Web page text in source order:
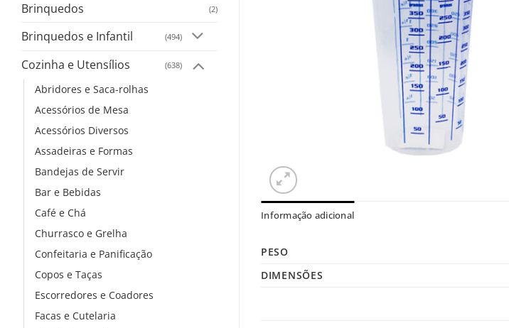
Brinquedos (2)
Brinquedos e Infantil (494)
Cozinha e Utensílios (638)
Abridores e Saca-rolhas
Acessórios de Mesa
Acessórios Diversos
Assadeiras e Formas
Bandejas de Servir
Bar e Bebidas
Café e Chá
Churrasco e Grelha
Confeitaria e Panificação
Copos e Taças
Escorredores e Coadores
Facas e Cutelaria
Informação adicional
PESO
DIMENSÕES